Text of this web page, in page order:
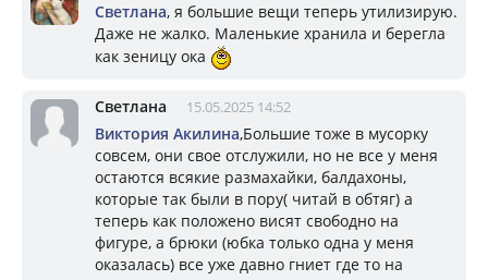
Светлана, я большие вещи теперь утилизирую.
Даже не жалко. Маленькие хранила и берегла
как зеницу ока
Светлана 15.05.2025 14:52
Виктория Акилина,Большие тоже в мусорку
совсем, они свое отслужили, но не все у меня
остаются всякие размахайки, балдахоны,
которые так были в пору( читай в обтяг) а
теперь как положено висят свободно на
фигуре, а брюки (юбка только одна у меня
оказалась) все уже давно гниет где то на